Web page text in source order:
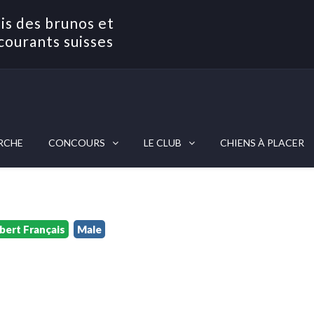
des brunos et
suisses
CONCOURS LE CLUB CHIENS À PLACER
Français Male